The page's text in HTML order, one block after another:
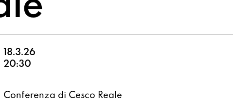
18.3.26
20:30
Conferenza di Cesco Reale